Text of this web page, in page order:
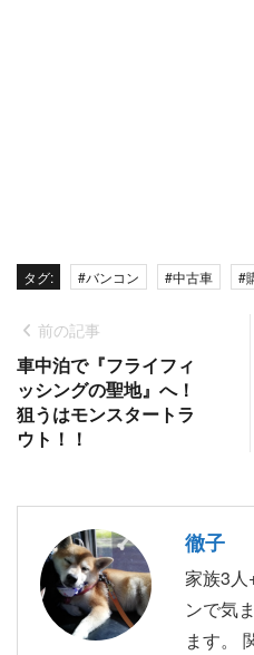
タグ: #バンコン #中古車 #
前の記事
車中泊で『フライフィ
ッシングの聖地』へ！
狙うはモンスタートラ
ウト！！
徹子
家族3人
ンで気
ます。